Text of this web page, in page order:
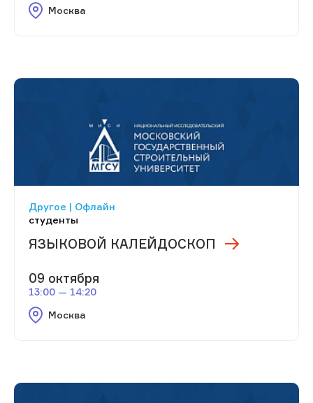
Москва
Другое | Офлайн
студенты
ЯЗЫКОВОЙ КАЛЕЙДОСКОП
09 октября
13:00 — 14:20
Москва